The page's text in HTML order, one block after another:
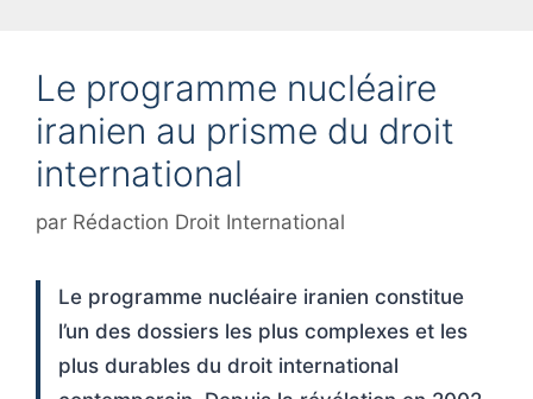
Le programme nucléaire
iranien au prisme du droit
international
par Rédaction Droit International
Le programme nucléaire iranien constitue
l’un des dossiers les plus complexes et les
plus durables du droit international